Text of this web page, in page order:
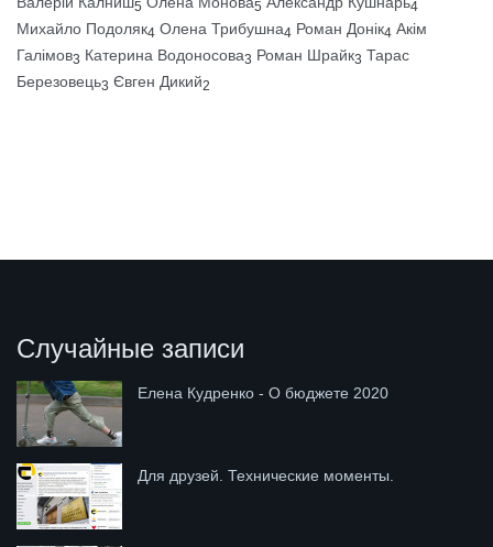
5 5 4
Михайло Подоляк4 Олена Трибушна4 Роман Донік4 Акім
Галімов3 Катерина Водоносова3 Роман Шрайк3 Тарас
Березовець3 Євген Дикий2
Случайные записи
Елена Кудренко - О бюджете 2020
Для друзей. Технические моменты.